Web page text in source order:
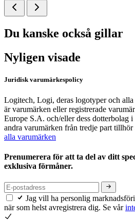
Du kanske också gillar
Nyligen visade
Juridisk varumärkespolicy
Logitech, Logi, deras logotyper och
är varumärken eller registrerade
Europe S.A. och/eller dess dotterbolag
andra varumärken från tredje part tillhör
alla varumärken
Prenumerera för att ta del av ditt
exklusiva förmåner.
Jag vill ha personlig
när som helst avregistrera dig. Se vår